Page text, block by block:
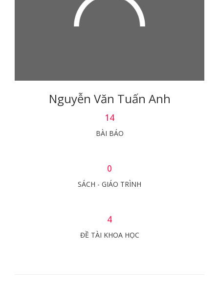
Nguyễn Văn Tuấn Anh
14
BÀI BÁO
0
SÁCH - GIÁO TRÌNH
4
ĐỀ TÀI KHOA HỌC